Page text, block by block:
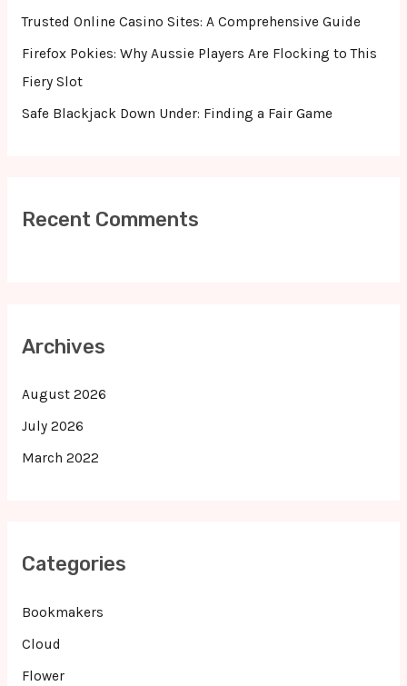
Trusted Online Casino Sites: A Comprehensive Guide
Firefox Pokies: Why Aussie Players Are Flocking to This
Fiery Slot
Safe Blackjack Down Under: Finding a Fair Game
Recent Comments
Archives
August 2026
July 2026
March 2022
Categories
Bookmakers
Cloud
Flower